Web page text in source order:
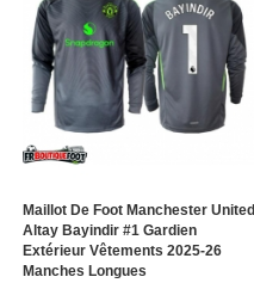
Maillot De Foot Manchester United
Altay Bayindir #1 Gardien
Extérieur Vêtements 2025-26
Manches Longues